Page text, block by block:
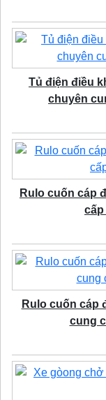
Tủ điện điều
chuyên
Rulo cuốn cáp
Rulo cuốn cáp
cung